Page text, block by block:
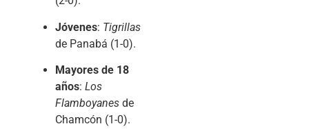
Jóvenes: Tigrillas
de Panabá (1-0).
Mayores de 18
años: Los
Flamboyanes de
Chamcón (1-0).